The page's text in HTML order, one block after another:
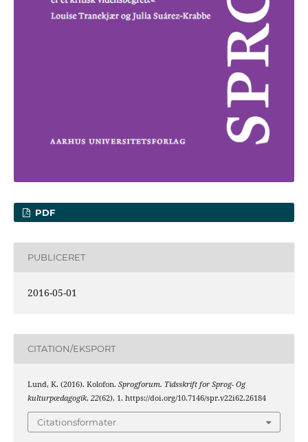
PDF
PUBLICERET
2016-05-01
CITATION/EKSPORT
Lund, K. (2016). Kolofon. Sprogforum. Tidsskrift for Sprog- Og
kulturpædagogik, 22(62), 1. https://doi.org/10.7146/spr.v22i62.26184
Citationsformater